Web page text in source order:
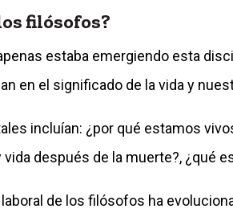
filósofos?
estaba emergiendo esta
en el significado de la vida y
incluían: ¿por qué estamos
después de la muerte?, ¿qué
laboral de los filósofos ha